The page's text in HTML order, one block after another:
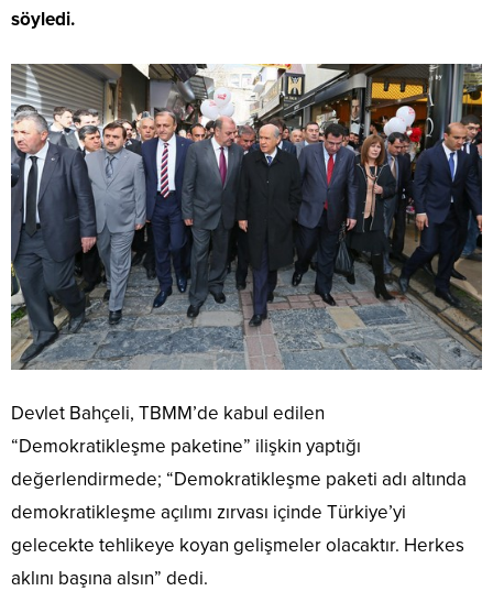
söyledi.
Devlet Bahçeli, TBMM’de kabul edilen
“Demokratikleşme paketine” ilişkin yaptığı
değerlendirmede; “Demokratikleşme paketi adı altında
demokratikleşme açılımı zırvası içinde Türkiye’yi
gelecekte tehlikeye koyan gelişmeler olacaktır. Herkes
aklını başına alsın” dedi.